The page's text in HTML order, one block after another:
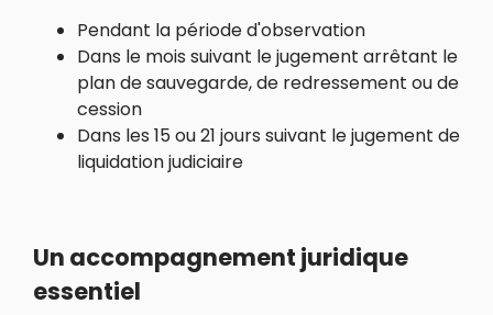
Pendant la période d'observation
Dans le mois suivant le jugement arrêtant le
plan de sauvegarde, de redressement ou de
cession
Dans les 15 ou 21 jours suivant le jugement de
liquidation judiciaire
Un accompagnement juridique
essentiel